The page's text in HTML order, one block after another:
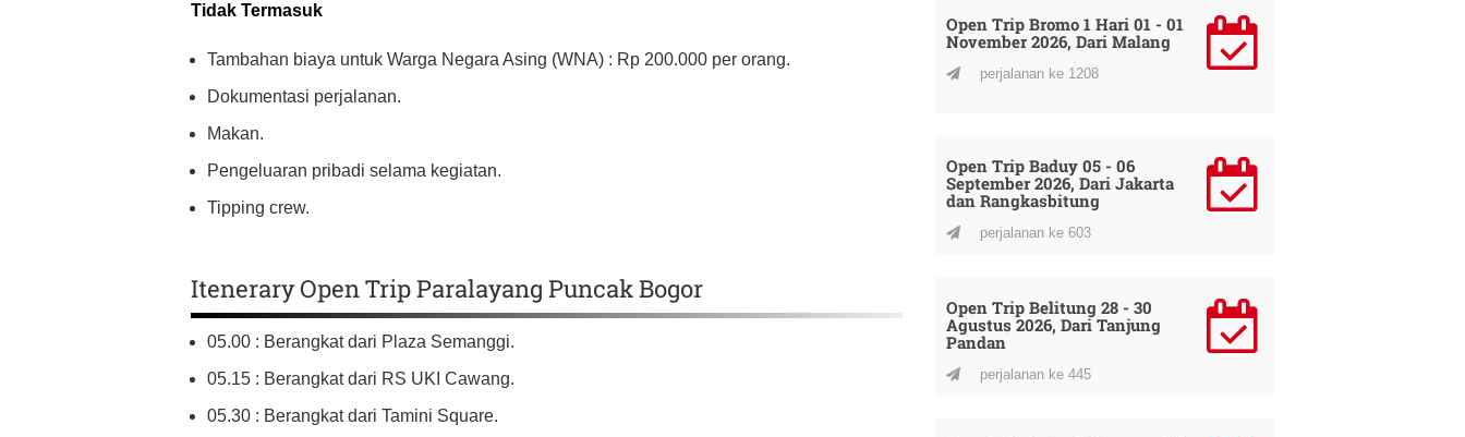
Tidak Termasuk
Tambahan biaya untuk Warga Negara Asing (WNA) : Rp 200.000 per orang.
Dokumentasi perjalanan.
Makan.
Pengeluaran pribadi selama kegiatan.
Tipping crew.
Itenerary Open Trip Paralayang Puncak Bogor
05.00 : Berangkat dari Plaza Semanggi.
05.15 : Berangkat dari RS UKI Cawang.
05.30 : Berangkat dari Tamini Square.
Open Trip Bromo 1 Hari 01 - 01
November 2026, Dari Malang
perjalanan ke 1208
Open Trip Baduy 05 - 06
September 2026, Dari Jakarta
dan Rangkasbitung
perjalanan ke 603
Open Trip Belitung 28 - 30
Agustus 2026, Dari Tanjung
Pandan
perjalanan ke 445